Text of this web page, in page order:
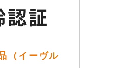
（イーヴル